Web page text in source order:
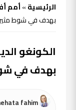
الرئيسية»أمم
بهدف في شوط مثير
الكونغو
بهدف في شوط
fahim